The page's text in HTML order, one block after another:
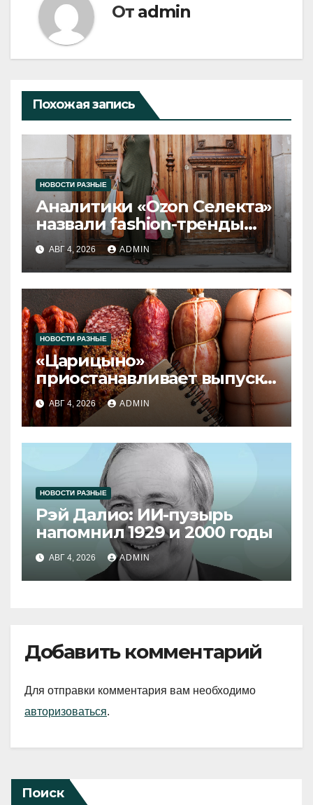
От admin
Похожая запись
НОВОСТИ РАЗНЫЕ
Аналитики «Ozon Селекта»
назвали fashion-тренды
2026 года
АВГ 4, 2026 ADMIN
НОВОСТИ РАЗНЫЕ
«Царицыно»
приостанавливает выпуск
продукции
АВГ 4, 2026 ADMIN
НОВОСТИ РАЗНЫЕ
Рэй Далио: ИИ-пузырь
напомнил 1929 и 2000 годы
АВГ 4, 2026 ADMIN
Добавить комментарий
Для отправки комментария вам необходимо
авторизоваться.
Поиск